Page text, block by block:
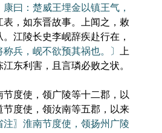
康曰：楚威王埋金以镇王气，
表，如东晋故事。上闻之，敕
江陵长史李岘辞疾赴行在，
称兵，岘不欲预其祸也。〕
上
东利害，且言璘必败之状。
度使，领广陵等十二郡，以
节度使，领汝南等五郡，以来
注〗淮南节度使，领扬州广陵